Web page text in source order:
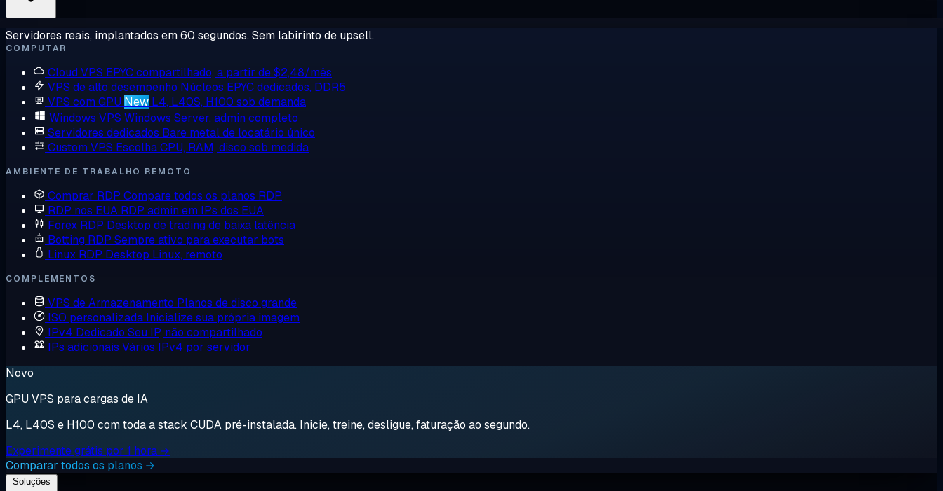
Servidores reais, implantados em 60 segundos. Sem labirinto de upsell.
COMPUTAR
Cloud VPS EPYC compartilhado, a partir de $2,48/mês
VPS de alto desempenho Núcleos EPYC dedicados, DDR5
VPS com GPU New L4, L40S, H100 sob demanda
Windows VPS Windows Server, admin completo
Servidores dedicados Bare metal de locatário único
Custom VPS Escolha CPU, RAM, disco sob medida
AMBIENTE DE TRABALHO REMOTO
Comprar RDP Compare todos os planos RDP
RDP nos EUA RDP admin em IPs dos EUA
Forex RDP Desktop de trading de baixa latência
Botting RDP Sempre ativo para executar bots
Linux RDP Desktop Linux, remoto
COMPLEMENTOS
VPS de Armazenamento Planos de disco grande
ISO personalizada Inicialize sua própria imagem
IPv4 Dedicado Seu IP, não compartilhado
IPs adicionais Vários IPv4 por servidor
Novo
GPU VPS para cargas de IA
L4, L40S e H100 com toda a stack CUDA pré-instalada. Inicie, treine, desligue, faturação ao segundo.
Experimente grátis por 1 hora →
Comparar todos os planos →